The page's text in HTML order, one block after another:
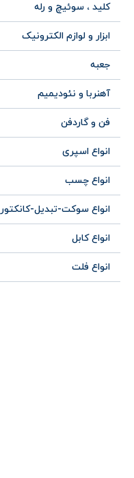
کلید ، سوئیچ و رله
ابزار و لوازم الکترونیک
جعبه
آهنربا و نئودیمیم
فن و گاردفن
انواع اسپری
انواع چسب
انواع سوکت-تبدیل-کانکتور
انواع کابل
انواع فلت